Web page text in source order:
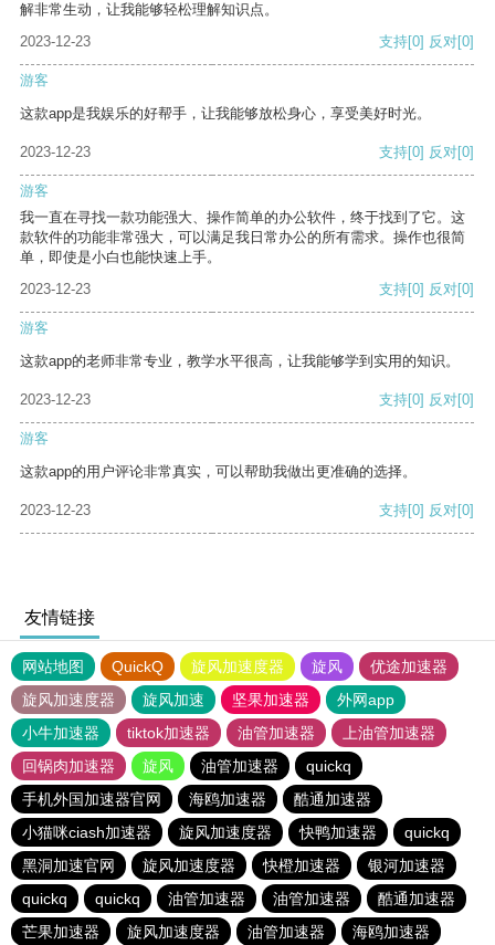
解非常生动，让我能够轻松理解知识点。
2023-12-23
支持[0] 反对[0]
游客
这款app是我娱乐的好帮手，让我能够放松身心，享受美好时光。
2023-12-23 支持[0] 反对[0]
游客
我一直在寻找一款功能强大、操作简单的办公软件，终于找到了它。这
款软件的功能非常强大，可以满足我日常办公的所有需求。操作也很简
单，即使是小白也能快速上手。
2023-12-23
支持[0] 反对[0]
游客
这款app的老师非常专业，教学水平很高，让我能够学到实用的知识。
2023-12-23 支持[0] 反对[0]
游客
这款app的用户评论非常真实，可以帮助我做出更准确的选择。
2023-12-23 支持[0] 反对[0]
友情链接
网站地图 QuickQ 旋风加速度器 旋风
优途加速器
旋风加速度器
旋风加速 坚果加速器
外网app
小牛加速器
tiktok加速器 油管加速器
上油管加速器
回锅肉加速器
旋风 油管加速器
quickq
手机外国加速器官网
海鸥加速器
酷通加速器
小猫咪ciash加速器
旋风加速度器 快鸭加速器
quickq
黑洞加速官网
旋风加速度器 快橙加速器
银河加速器
quickq
quickq 油管加速器 油管加速器
酷通加速器
芒果加速器
旋风加速度器 油管加速器 海鸥加速器